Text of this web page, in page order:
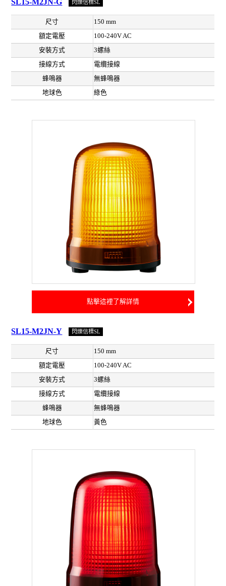
SL15-M2JN-G 閃爍信標SL
尺寸
150 mm
額定電壓
100-240V AC
安裝方式
3螺絲
接線方式
電纜接線
蜂鳴器
無蜂鳴器
地球色
綠色
點擊這裡了解詳情
SL15-M2JN-Y 閃爍信標SL
尺寸
150 mm
額定電壓
100-240V AC
安裝方式
3螺絲
接線方式
電纜接線
蜂鳴器
無蜂鳴器
地球色
黃色